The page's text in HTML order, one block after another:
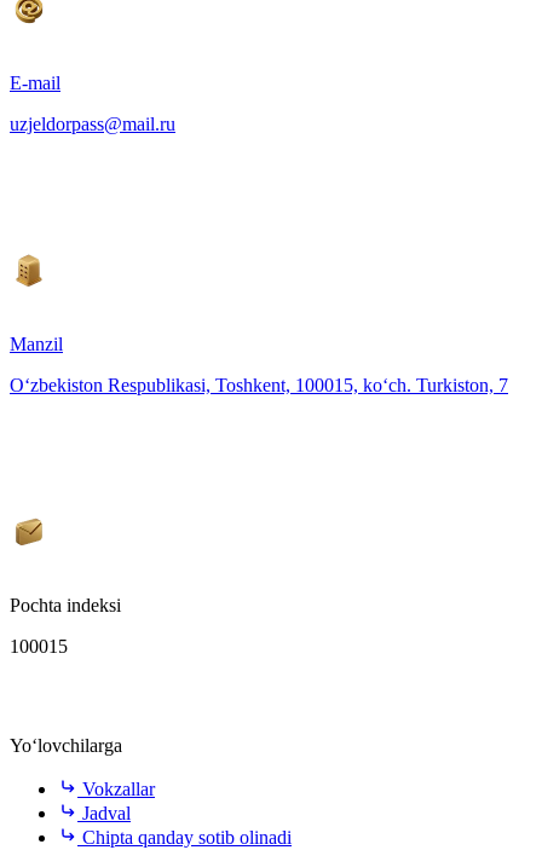
E-mail
uzjeldorpass@mail.ru
Manzil
O‘zbekiston Respublikasi, Toshkent, 100015, ko‘ch. Turkiston, 7
Pochta indeksi
100015
Yo‘lovchilarga
Vokzallar
Jadval
Chipta qanday sotib olinadi